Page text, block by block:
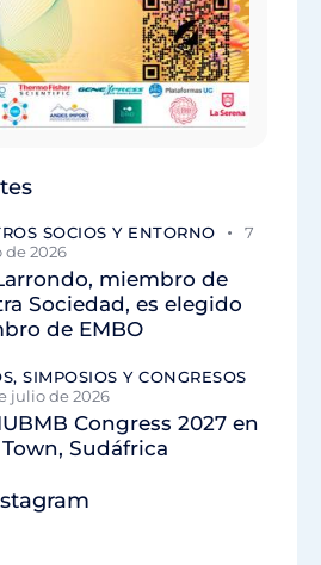
SOCIOS Y ENTORNO
7
2026
miembro de
Sociedad, es elegido
de EMBO
SIMPOSIOS Y CONGRESOS
julio de 2026
Congress 2027 en
Sudáfrica